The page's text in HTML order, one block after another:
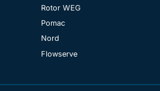
Rotor WEG
Pomac
Nord
Flowserve